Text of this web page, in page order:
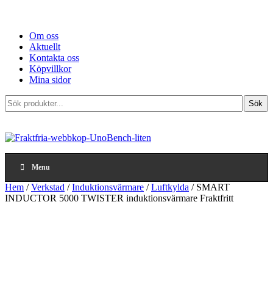
Om oss
Aktuellt
Kontakta oss
Köpvillkor
Mina sidor
Sök
produkter...
Sök
Menu
Hem /Verkstad /Induktionsvärmare /Luftkylda / SMART
INDUCTOR 5000 TWISTER induktionsvärmare Fraktfritt